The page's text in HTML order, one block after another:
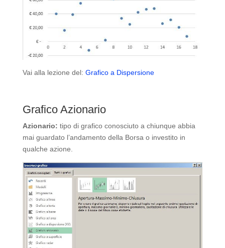
Vai alla lezione del: Grafico a Dispersione
Grafico Azionario
Azionario: tipo di grafico conosciuto a chiunque abbia
mai guardato l’andamento della Borsa o investito in
qualche azione.